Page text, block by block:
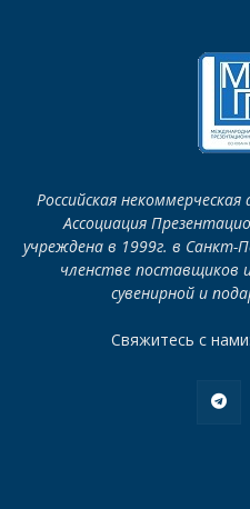
Российская
Ассоциация
учреждена в 1999г. в Санкт-
членстве поставщиков
сувенирной и
Свяжитесь с нами: